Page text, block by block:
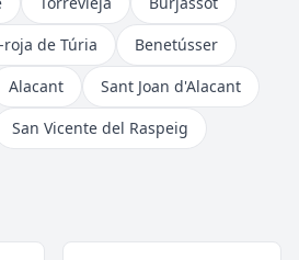
roja de Túria
Benetússer
Alacant
Sant Joan d'Alacant
San Vicente del Raspeig